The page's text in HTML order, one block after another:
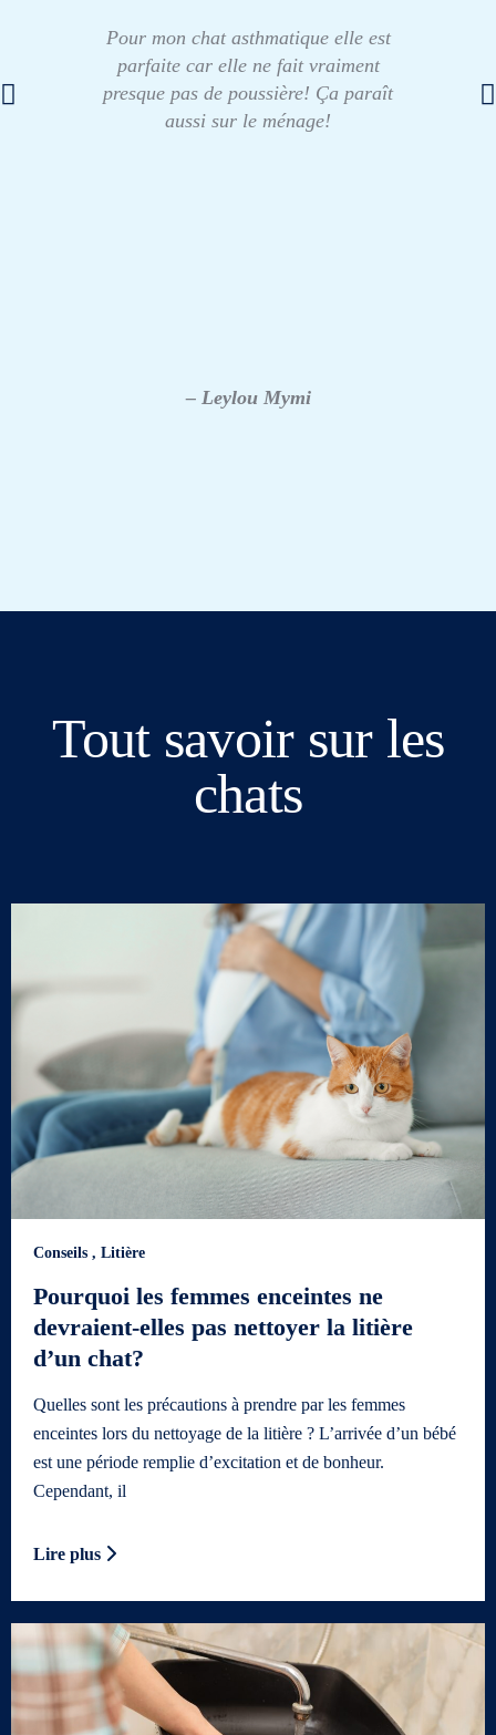
Pour mon chat asthmatique elle est
parfaite car elle ne fait vraiment
presque pas de poussière! Ça paraît
aussi sur le ménage!
– Leylou Mymi
Tout savoir sur les
chats
Conseils , Litière
Pourquoi les femmes enceintes ne
devraient-elles pas nettoyer la litière
d’un chat?
Quelles sont les précautions à prendre par les femmes
enceintes lors du nettoyage de la litière ? L’arrivée d’un bébé
est une période remplie d’excitation et de bonheur.
Cependant, il
Lire plus